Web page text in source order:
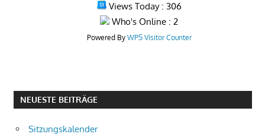
Views Today : 306
Who's Online : 2
Powered By WPS Visitor Counter
NEUESTE BEITRÄGE
Sitzungskalender